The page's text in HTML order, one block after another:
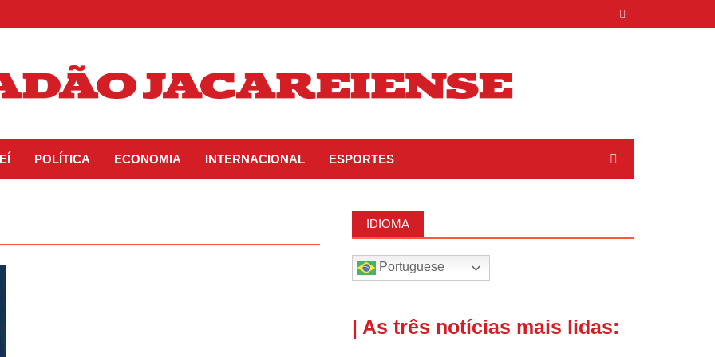
POLÍTICA ECONOMIA INTERNACIONAL ESPORTES
IDIOMA
Portuguese
| As três notícias mais lidas: